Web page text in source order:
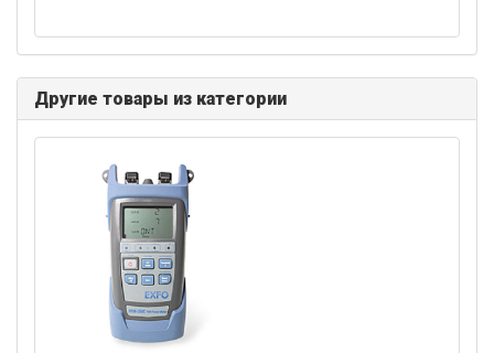
Другие товары из категории